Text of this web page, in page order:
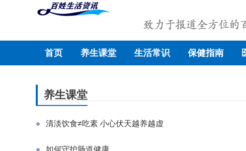
首页 养生课堂 生活常识 保健指南
养生课堂
清淡饮食≠吃素 小心伏天越养越虚
如何守护肠道健康